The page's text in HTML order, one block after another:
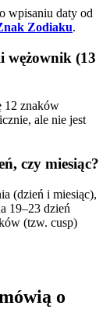
wpisaniu daty od
Zodiaku.
wężownik (13
12 znaków
ale nie jest
czy miesiąc?
(dzień i miesiąc),
19–23 dzień
(tzw. cusp)
o